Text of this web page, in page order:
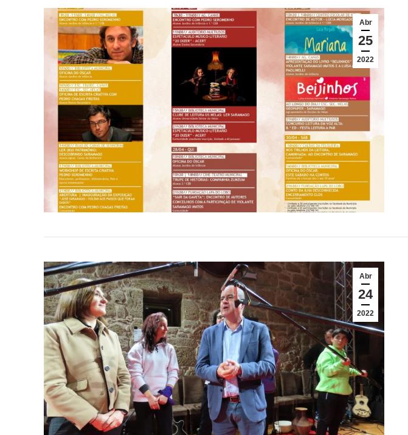
Abr
25
2022
Abr
24
2022